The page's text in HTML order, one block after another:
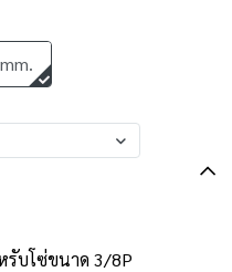
รับโซ่ขนาด 3/8P